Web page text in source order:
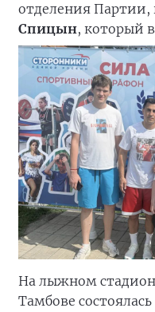
отделения Партии,
Спицын, который
На лыжном
Тамбове